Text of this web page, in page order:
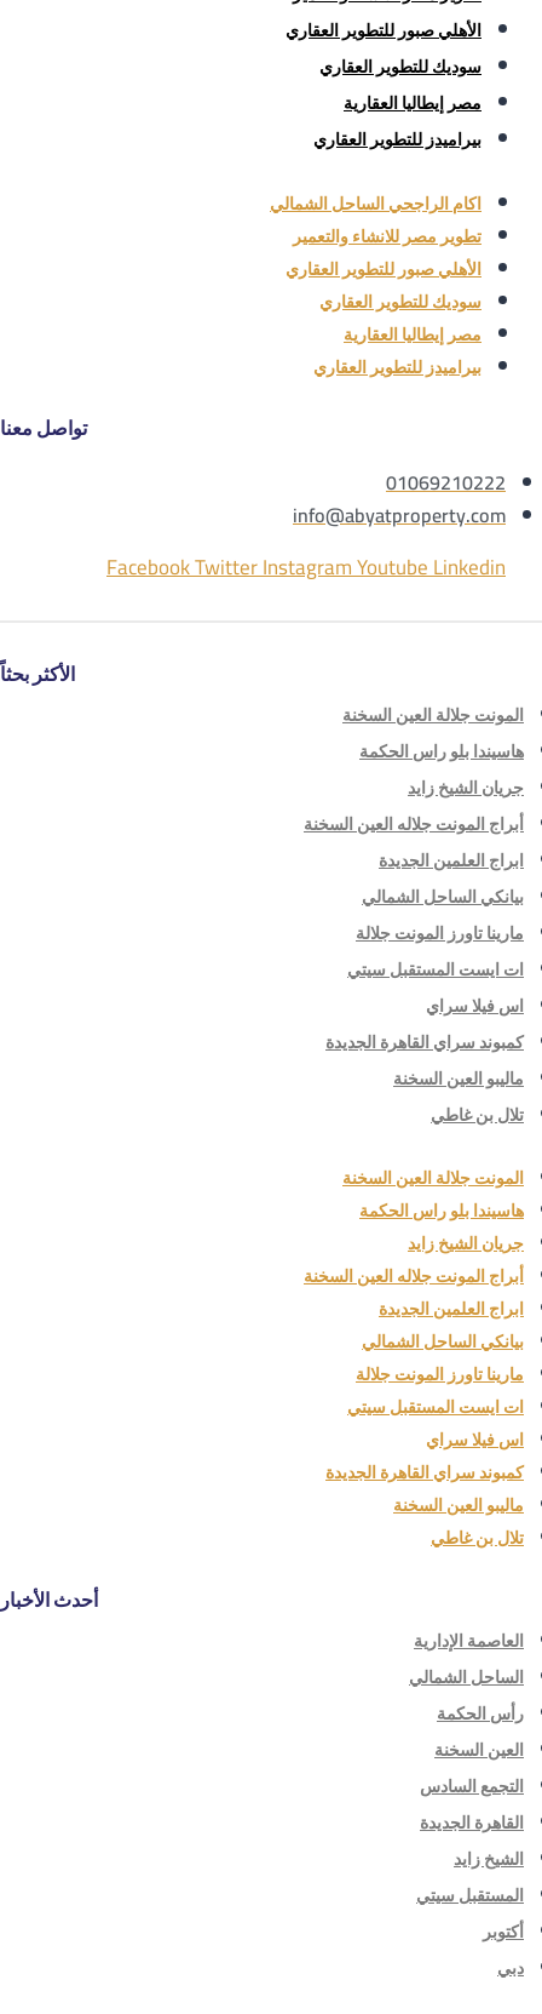
الأهلي صبور للتطوير العقاري
سوديك للتطوير العقاري
مصر إيطاليا العقارية
بيراميدز للتطوير العقاري
اكام الراجحي الساحل الشمالي
تطوير مصر للانشاء والتعمير
الأهلي صبور للتطوير العقاري
سوديك للتطوير العقاري
مصر إيطاليا العقارية
بيراميدز للتطوير العقاري
تواصل معنا
01069210222
info@abyatproperty.com
FacebookTwitterInstagramYoutubeLinkedin
الأكثر بحثاً
المونت جلالة العين السخنة
هاسيندا بلو راس الحكمة
جريان الشيخ زايد
أبراج المونت جلاله العين السخنة
ابراج العلمين الجديدة
بيانكي الساحل الشمالي
مارينا تاورز المونت جلالة
ات ايست المستقبل سيتي
اس فيلا سراي
كمبوند سراي القاهرة الجديدة
ماليبو العين السخنة
تلال بن غاطي
المونت جلالة العين السخنة
هاسيندا بلو راس الحكمة
جريان الشيخ زايد
أبراج المونت جلاله العين السخنة
ابراج العلمين الجديدة
بيانكي الساحل الشمالي
مارينا تاورز المونت جلالة
ات ايست المستقبل سيتي
اس فيلا سراي
كمبوند سراي القاهرة الجديدة
ماليبو العين السخنة
تلال بن غاطي
أحدث الأخبار
العاصمة الإدارية
الساحل الشمالي
رأس الحكمة
العين السخنة
التجمع السادس
القاهرة الجديدة
الشيخ زايد
المستقبل سيتي
أكتوبر
دبي